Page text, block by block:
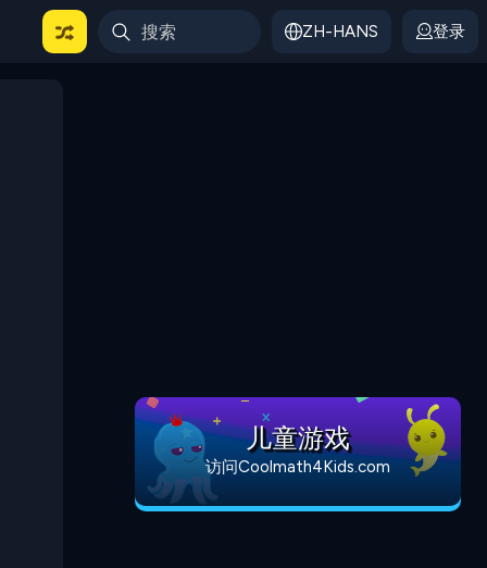
ZH-HANS 登录
儿童游戏
访问Coolmath4Kids.com